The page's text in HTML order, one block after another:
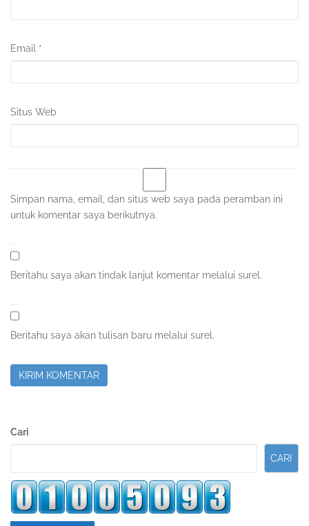
Email *
Situs Web
Simpan nama, email, dan situs web saya pada peramban ini
untuk komentar saya berikutnya.
Beritahu saya akan tindak lanjut komentar melalui surel.
Beritahu saya akan tulisan baru melalui surel.
Sidebar
Cari
CARI